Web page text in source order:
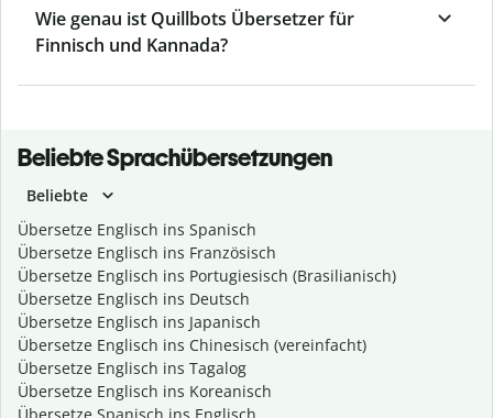
Wie genau ist Quillbots Übersetzer für
Finnisch und Kannada?
Beliebte Sprachübersetzungen
Beliebte
Übersetze Englisch ins Spanisch
Übersetze Englisch ins Französisch
Übersetze Englisch ins Portugiesisch (Brasilianisch)
Übersetze Englisch ins Deutsch
Übersetze Englisch ins Japanisch
Übersetze Englisch ins Chinesisch (vereinfacht)
Übersetze Englisch ins Tagalog
Übersetze Englisch ins Koreanisch